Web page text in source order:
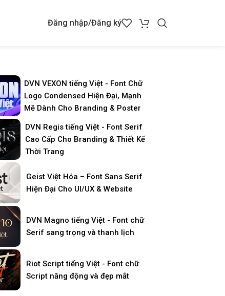
Đăng nhập/Đăng ký
DVN VEXON tiếng Việt - Font Chữ
Logo Condensed Hiện Đại, Mạnh
Mẽ Dành Cho Branding & Poster
DVN Regis tiếng Việt - Font Serif
Cao Cấp Cho Branding & Thiết Kế
Thời Trang
Geist Việt Hóa – Font Sans Serif
Hiện Đại Cho UI/UX & Website
DVN Magno tiếng Việt - Font chữ
Serif sang trọng và thanh lịch
Riot Script tiếng Việt - Font chữ
Script năng động và đẹp mắt